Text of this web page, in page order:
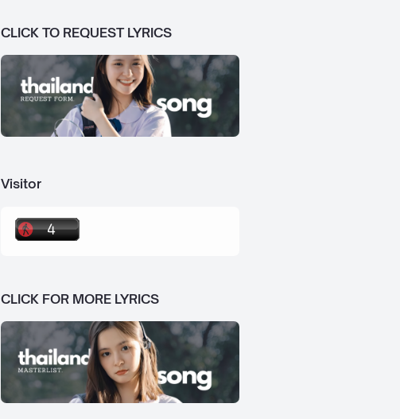
CLICK TO REQUEST LYRICS
Visitor
CLICK FOR MORE LYRICS